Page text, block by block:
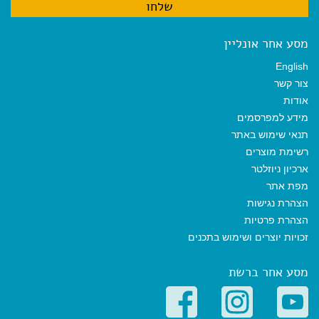
מסע אחר אונליין
English
צור קשר
אודות
מידע למפרסמים
תנאי שימוש באתר
רשימת מוצרים
ארכיון ניוזלטר
מפת אתר
הצהרת נגישות
הצהרת פרטיות
זכויות יוצרים ושימוש בתכנים
מסע אחר ברשת